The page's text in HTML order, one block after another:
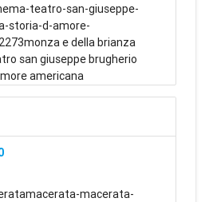
teatro-san-giuseppe-
storia-d-amore-
e della brianza
san giuseppe brugherio
americana
macerata-